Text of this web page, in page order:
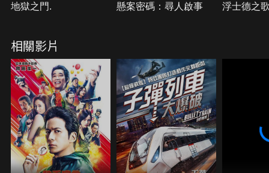
地獄之門. 懸案密碼：尋人啟事 浮士德之
相關影片